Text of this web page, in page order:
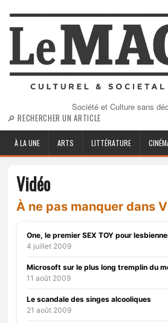
Société et Culture sans
🔎 RECHERCHER UN ARTICLE
À LA UNE ARTS LITTÉRATURE
Vidéo
À ne pas manquer dans
One, le premier SEX TOY pour
4 juillet 2009
Microsoft sur le plus long tremplin du
11 août 2009
Le scandale des singes alcooliques
21 août 2009